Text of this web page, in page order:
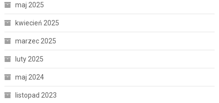
maj 2025
kwiecień 2025
marzec 2025
luty 2025
maj 2024
listopad 2023